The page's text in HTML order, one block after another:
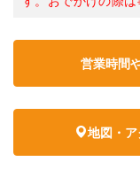
営業時間
地図・